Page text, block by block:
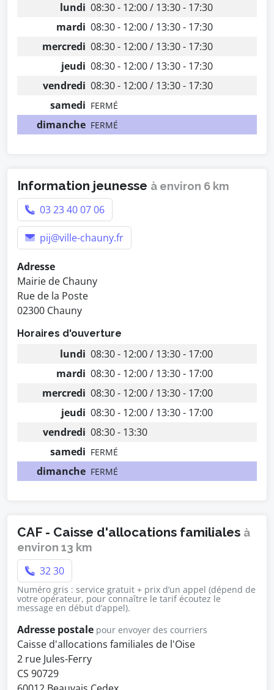
lundi 08:30 - 12:00 / 13:30 - 17:30
mardi 08:30 - 12:00 / 13:30 - 17:30
mercredi 08:30 - 12:00 / 13:30 - 17:30
jeudi 08:30 - 12:00 / 13:30 - 17:30
vendredi 08:30 - 12:00 / 13:30 - 17:30
samedi FERMÉ
dimanche FERMÉ
Information jeunesse à environ 6 km
03 23 40 07 06
pij@ville-chauny.fr
Adresse
Mairie de Chauny
Rue de la Poste
02300 Chauny
Horaires d'ouverture
lundi 08:30 - 12:00 / 13:30 - 17:00
mardi 08:30 - 12:00 / 13:30 - 17:00
mercredi 08:30 - 12:00 / 13:30 - 17:00
jeudi 08:30 - 12:00 / 13:30 - 17:00
vendredi 08:30 - 13:30
samedi FERMÉ
dimanche FERMÉ
CAF - Caisse d'allocations familiales à
environ 13 km
32 30
Numéro gris : service gratuit + prix d’un appel (dépend de
votre opérateur, pour connaître le tarif écoutez le
message en début d’appel).
Adresse postale pour envoyer des courriers
Caisse d'allocations familiales de l'Oise
2 rue Jules-Ferry
CS 90729